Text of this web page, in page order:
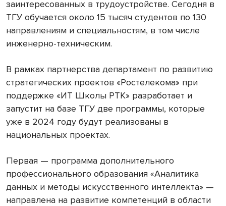
заинтересованных в трудоустройстве. Сегодня в
ТГУ обучается около 15 тысяч студентов по 130
направлениям и специальностям, в том числе
инженерно-техническим.
В рамках партнерства департамент по развитию
стратегических проектов «Ростелекома» при
поддержке «ИТ Школы РТК» разработает и
запустит на базе ТГУ две программы, которые
уже в 2024 году будут реализованы в
национальных проектах.
Первая — программа дополнительного
профессионального образования «Аналитика
данных и методы искусственного интеллекта» —
направлена на развитие компетенций в области